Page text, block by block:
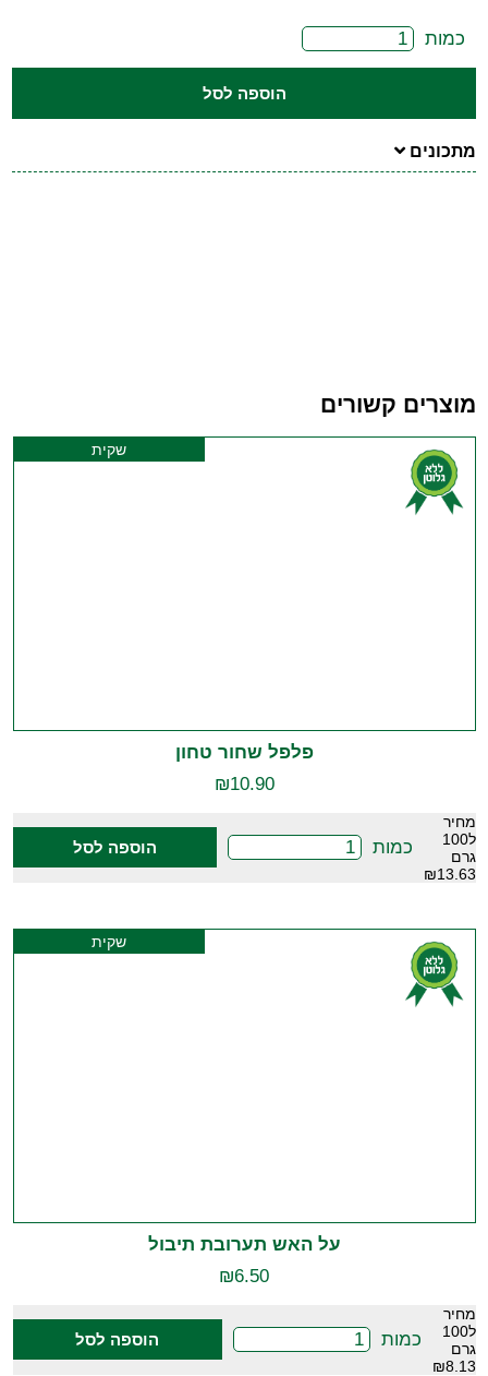
כמות
הוספה לסל
מתכונים
מוצרים קשורים
שקית
פלפל שחור טחון
₪10.90
מחיר
ל100
גרם
₪13.63
כמות הוספה לסל
שקית
על האש תערובת תיבול
₪6.50
מחיר
ל100
גרם
₪8.13
כמות הוספה לסל